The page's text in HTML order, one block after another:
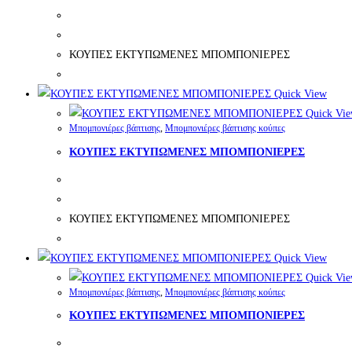
ΚΟΥΠΕΣ ΕΚΤΥΠΩΜΕΝΕΣ ΜΠΟΜΠΟΝΙΕΡΕΣ
Quick View
Quick
Μπομπονιέρες βάπτισης, Μπομπονιέρες βάπτισης κούπες
ΚΟΥΠΕΣ ΕΚΤΥΠΩΜΕΝΕΣ ΜΠΟΜΠΟΝΙΕΡΕΣ
ΚΟΥΠΕΣ ΕΚΤΥΠΩΜΕΝΕΣ ΜΠΟΜΠΟΝΙΕΡΕΣ
Quick View
Quick
Μπομπονιέρες βάπτισης Μπομπονιέρες βάπτισης κούπες
ΚΟΥΠΕΣ ΕΚΤΥΠΩΜΕΝΕΣ ΜΠΟΜΠΟΝΙΕΡΕΣ